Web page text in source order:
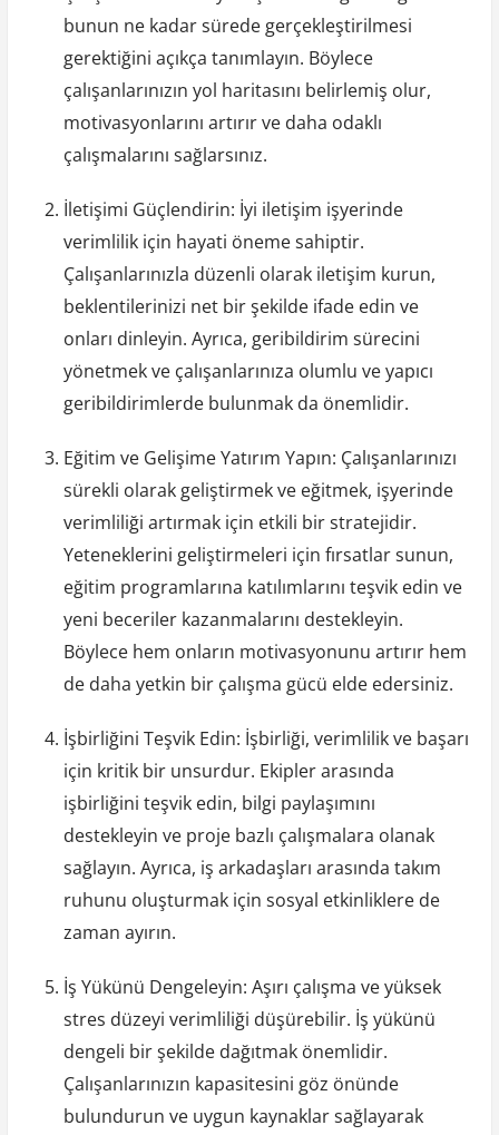
bunun ne kadar sürede gerçekleştirilmesi
gerektiğini açıkça tanımlayın. Böylece
çalışanlarınızın yol haritasını belirlemiş olur,
motivasyonlarını artırır ve daha odaklı
çalışmalarını sağlarsınız.
İletişimi Güçlendirin: İyi iletişim işyerinde
verimlilik için hayati öneme sahiptir.
Çalışanlarınızla düzenli olarak iletişim kurun,
beklentilerinizi net bir şekilde ifade edin ve
onları dinleyin. Ayrıca, geribildirim sürecini
yönetmek ve çalışanlarınıza olumlu ve yapıcı
geribildirimlerde bulunmak da önemlidir.
Eğitim ve Gelişime Yatırım Yapın: Çalışanlarınızı
sürekli olarak geliştirmek ve eğitmek, işyerinde
verimliliği artırmak için etkili bir stratejidir.
Yeteneklerini geliştirmeleri için fırsatlar sunun,
eğitim programlarına katılımlarını teşvik edin ve
yeni beceriler kazanmalarını destekleyin.
Böylece hem onların motivasyonunu artırır hem
de daha yetkin bir çalışma gücü elde edersiniz.
İşbirliğini Teşvik Edin: İşbirliği, verimlilik ve başarı
için kritik bir unsurdur. Ekipler arasında
işbirliğini teşvik edin, bilgi paylaşımını
destekleyin ve proje bazlı çalışmalara olanak
sağlayın. Ayrıca, iş arkadaşları arasında takım
ruhunu oluşturmak için sosyal etkinliklere de
zaman ayırın.
İş Yükünü Dengeleyin: Aşırı çalışma ve yüksek
stres düzeyi verimliliği düşürebilir. İş yükünü
dengeli bir şekilde dağıtmak önemlidir.
Çalışanlarınızın kapasitesini göz önünde
bulundurun ve uygun kaynaklar sağlayarak